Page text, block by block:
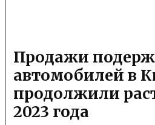
Продажи
автомобилей в
продолжили
2023 года